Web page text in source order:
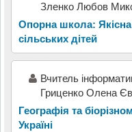
Зленко Любов
Опорна школа: Якісна
сільських дітей
Вчитель
Гриценко Олена
Географія та
Україні